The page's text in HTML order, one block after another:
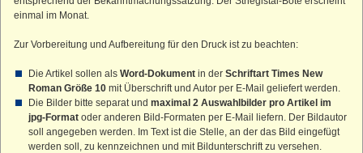
Heumühle
Teufelskanzel
Kleines Striegistal
Großes Striegistal
einmal im Monat.
Zur Vorbereitung und Aufbereitung für den Druck ist zu beachten:
Die Artikel sollen alsWord-Dokument in der Schriftart Times New
Roman Größe 10 mit Überschrift und Autor per E-Mail geliefert werden.
Die Bilder bitte separat und maximal 2 Auswahlbilder pro Artikel im
jpg-Formatoder anderen Bild-Formaten per E-Mail liefern. Der Bildautor
soll angegeben werden. Im Text ist die Stelle, an der das Bild eingefügt
werden soll, zu kennzeichnen und mit Bildunterschrift zu versehen.